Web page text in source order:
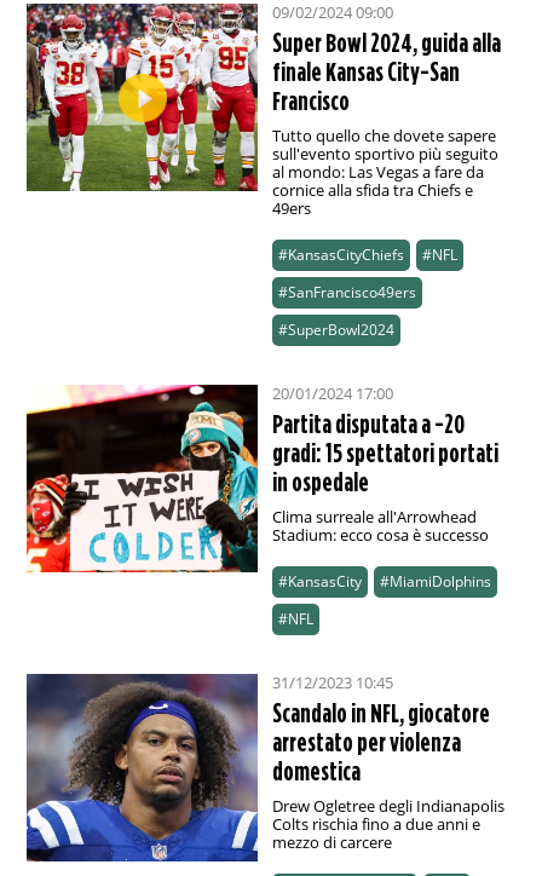
09/02/2024 09:00
Super Bowl 2024, guida alla
finale Kansas City-San
Francisco
Tutto quello che dovete sapere
sull'evento sportivo più seguito
al mondo: Las Vegas a fare da
cornice alla sfida tra Chiefs e
49ers
#KansasCityChiefs
#NFL
#SanFrancisco49ers
#SuperBowl2024
20/01/2024 17:00
Partita disputata a -20
gradi: 15 spettatori portati
in ospedale
Clima surreale all'Arrowhead
Stadium: ecco cosa è successo
#KansasCity
#MiamiDolphins
#NFL
31/12/2023 10:45
Scandalo in NFL, giocatore
arrestato per violenza
domestica
Drew Ogletree degli Indianapolis
Colts rischia fino a due anni e
mezzo di carcere